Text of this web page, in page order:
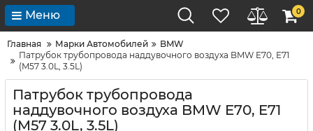
Меню 0
Главная Марки Автомобилей
BMW
Патрубок трубопровода наддувочного воздуха BMW E70, E71
(M57 3.0L, 3.5L)
Патрубок трубопровода
наддувочного воздуха BMW E70, E71
(M57 3.0L, 3.5L)